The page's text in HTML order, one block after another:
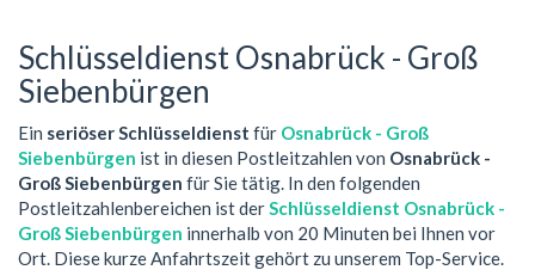
Schlüsseldienst Osnabrück - Groß
Siebenbürgen
Ein seriöser Schlüsseldienst für Osnabrück - Groß
Siebenbürgen ist in diesen Postleitzahlen von Osnabrück -
Groß Siebenbürgen für Sie tätig. In den folgenden
Postleitzahlenbereichen ist derSchlüsseldienst Osnabrück -
Groß Siebenbürgen innerhalb von 20 Minuten bei Ihnen vor
Ort. Diese kurze Anfahrtszeit gehört zu unserem Top-Service.